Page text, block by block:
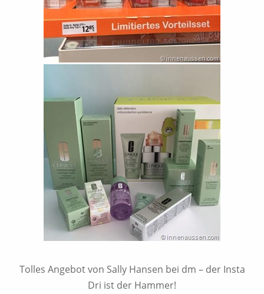
Tolles Angebot von Sally Hansen bei dm – der Insta
Dri ist der Hammer!